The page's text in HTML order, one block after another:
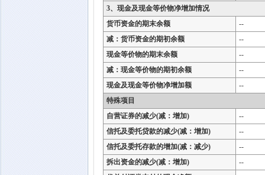
3、现金及现金等价物净增加情况
货币资金的期末余额
--
减：货币资金的期初余额
--
现金等价物的期末余额
--
减：现金等价物的期初余额
--
现金及现金等价物净增加额
--
特殊项目
自营证券的减少(减：增加)
--
信托及委托贷款的减少(减：增加)
--
信托及委托存款的增加(减：减少)
--
拆出资金的减少(减：增加)
--